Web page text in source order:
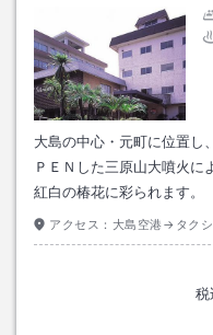
大島の中心・元町に位置し
ＰＥＮした三原山大噴火に
紅白の椿花に彩られます。
アクセス： 大島空港→タク
税